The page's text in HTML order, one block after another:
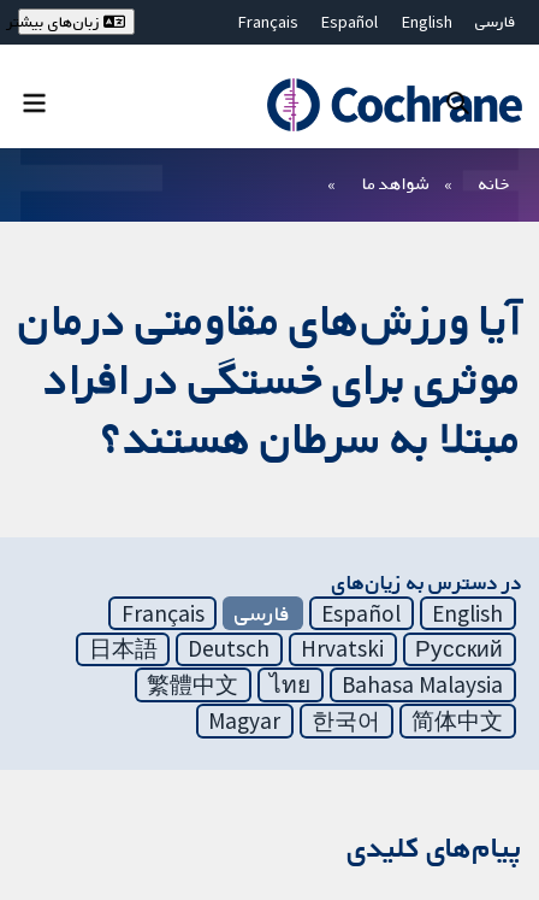
فارسی English
Español
Français
Bahasa Malaysia
ไทย
繁體中文
زبان‌های بیشتر
خانه شواهد ما
آیا ورزش‌های مقاومتی درمان
موثری برای خستگی در افراد
مبتلا به سرطان هستند؟
در دسترس به زیان‌های
English
Español فارسی
Français
Русский
Hrvatski
Deutsch
日本語
Bahasa Malaysia
ไทย
繁體中文
简体中文
한국어
Magyar
پیام‌های کلیدی